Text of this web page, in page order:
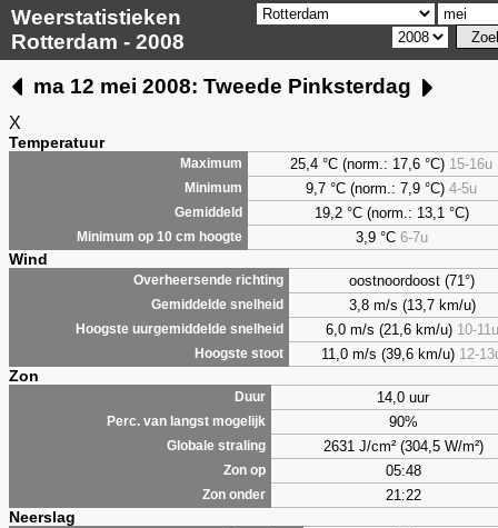
Weerstatistieken
Rotterdam - 2008
ma 12 mei 2008: Tweede Pinksterdag
X
Temperatuur
Maximum 25,4 °C (norm.: 17,6 °C) 15-16u
Minimum 9,7 °C (norm.: 7,9 °C) 4-5u
Gemiddeld 19,2 °C (norm.: 13,1 °C)
Minimum op 10 cm hoogte 3,9°C 6-7u
Wind
Overheersende richting oostnoordoost (71°)
Gemiddelde snelheid 3,8 m/s (13,7 km/u)
Hoogste uurgemiddelde snelheid 6,0 m/s (21,6 km/u) 10-11u
Hoogste stoot 11,0 m/s (39,6 km/u) 12-
Zon
Duur 14,0 uur
Perc. van langst mogelijk 90%
Globale straling 2631 J/cm² (304,5 W/m²)
Zon op 05:48
Zon onder 21:22
Neerslag